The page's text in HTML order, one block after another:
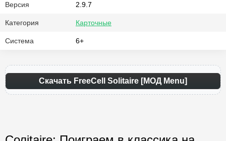
Версия 2.9.7
Категория Карточные
Система 6+
Скачать FreeCell Solitaire [МОД Menu]